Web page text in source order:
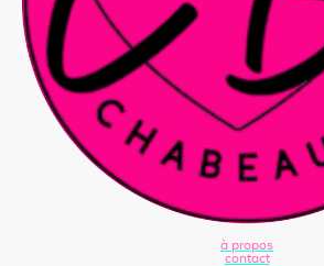
à propos
contact